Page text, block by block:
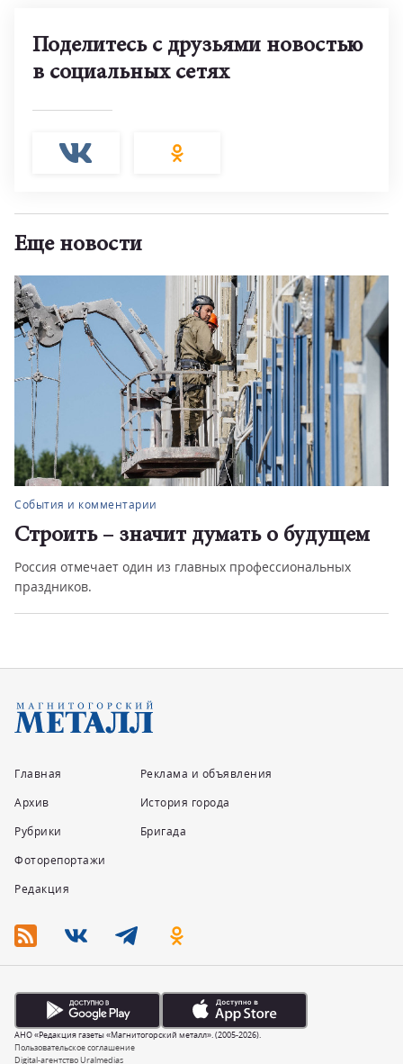
Поделитесь с друзьями новостью
в социальных сетях
Еще новости
События и комментарии
Строить – значит думать о будущем
Россия отмечает один из главных профессиональных
праздников.
Главная
Архив
Рубрики
Фоторепортажи
Редакция
Реклама и объявления
История города
Бригада
Пользовательское соглашение
Digital-агентство Uralmedias
АНО «Редакция газеты «Магнитогорский металл». (2005-2026).